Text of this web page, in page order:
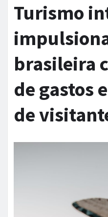
Turismo
brasileira
de gastos
de